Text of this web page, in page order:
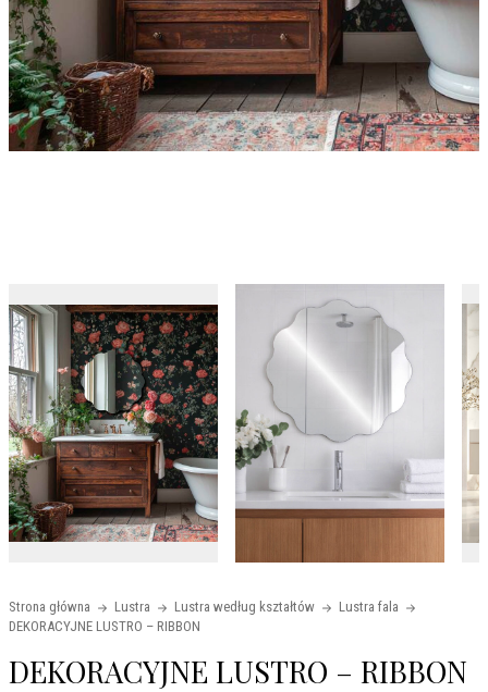
Strona główna Lustra Lustra według kształtów
Lustra fala
DEKORACYJNE LUSTRO – RIBBON
DEKORACYJNE LUSTRO – RIBBON